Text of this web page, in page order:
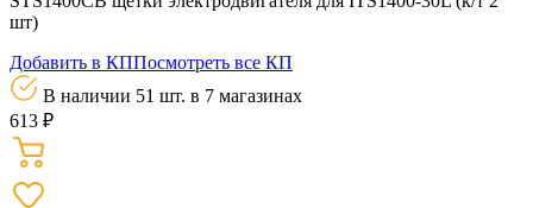
шт)
Добавить в КППосмотреть все КП
В наличии 51 шт. в 7 магазинах
613 ₽